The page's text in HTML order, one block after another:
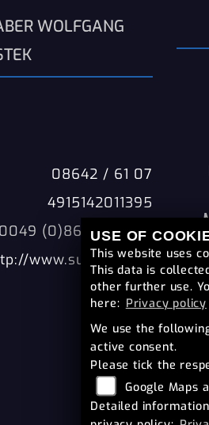
WOLFGANG
08642 / 61 07
4915142011395
0049 (0)8642 / 63 21
www.suedbike.de
USE OF
This website uses
This data is
other further use.
here: Privacy policy
We use the
active consent.
Please tick the
Google Maps
Detailed